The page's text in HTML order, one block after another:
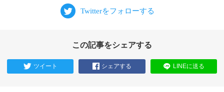
この記事をシェアする
ツイート シェアする LINEに送る